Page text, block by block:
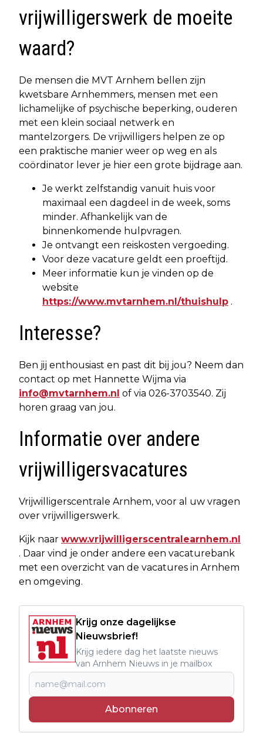
vrijwilligerswerk de moeite
waard?
De mensen die MVT Arnhem bellen zijn
kwetsbare Arnhemmers, mensen met een
lichamelijke of psychische beperking, ouderen
met een klein sociaal netwerk en
mantelzorgers. De vrijwilligers helpen ze op
een praktische manier weer op weg en als
coördinator lever je hier een grote bijdrage aan.
Je werkt zelfstandig vanuit huis voor
maximaal een dagdeel in de week, soms
minder. Afhankelijk van de
binnenkomende hulpvragen.
Je ontvangt een reiskosten vergoeding.
Voor deze vacature geldt een proeftijd.
Meer informatie kun je vinden op de
website
https://www.mvtarnhem.nl/thuishulp .
Interesse?
Ben jij enthousiast en past dit bij jou? Neem dan
contact op met Hannette Wijma via
info@mvtarnhem.nl of via 026-3703540. Zij
horen graag van jou.
Informatie over andere
vrijwilligersvacatures
Vrijwilligerscentrale Arnhem, voor al uw vragen
over vrijwilligerswerk.
Kijk naar www.vrijwilligerscentralearnhem.nl
. Daar vind je onder andere een vacaturebank
met een overzicht van de vacatures in Arnhem
en omgeving.
Krijg onze dagelijkse
Nieuwsbrief!
Krijg iedere dag het laatste nieuws
van Arnhem Nieuws in je mailbox
Abonneren